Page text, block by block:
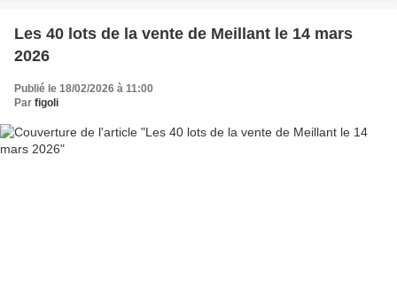
Les 40 lots de la vente de Meillant le 14 mars
2026
Publié le 18/02/2026 à 11:00
Par figoli